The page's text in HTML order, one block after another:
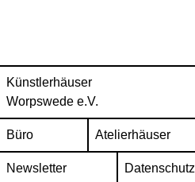
Künstlerhäuser
Worpswede e.V.
Büro Atelierhäuser
Newsletter Datenschutz